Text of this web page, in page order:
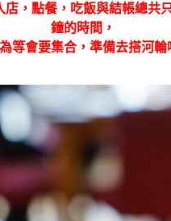
店，點餐，吃飯與結帳總共
鐘的時間，
等會要集合，準備去搭河輪